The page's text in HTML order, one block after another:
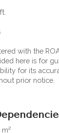
with the
here is for
for its
prior notice.
m²